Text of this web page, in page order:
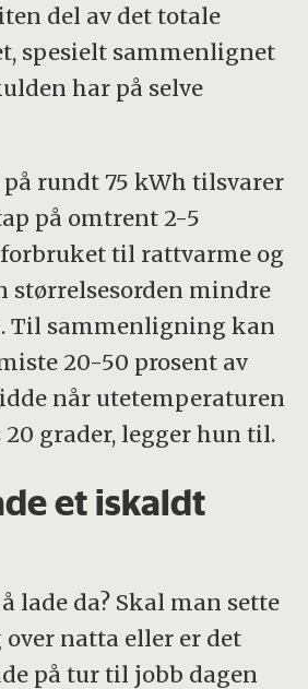
del av det totale
spesielt sammenlignet
har på selve
rundt 75 kWh tilsvarer
på omtrent 2-5
til rattvarme og
størrelsesorden mindre
Til sammenligning kan
20-50 prosent av
når utetemperaturen
grader, legger hun til.
et iskaldt
lade da? Skal man sette
natta eller er det
på tur til jobb dagen